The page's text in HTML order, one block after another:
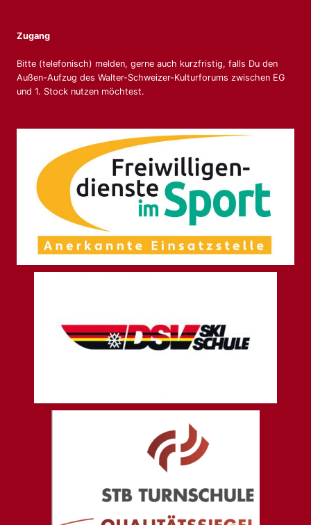
Zugang
Bitte (telefonisch) melden, gerne auch kurzfristig, falls Du den
Außen-Aufzug des Walter-Schweizer-Kulturforums zwischen EG
und 1. Stock nutzen möchtest.